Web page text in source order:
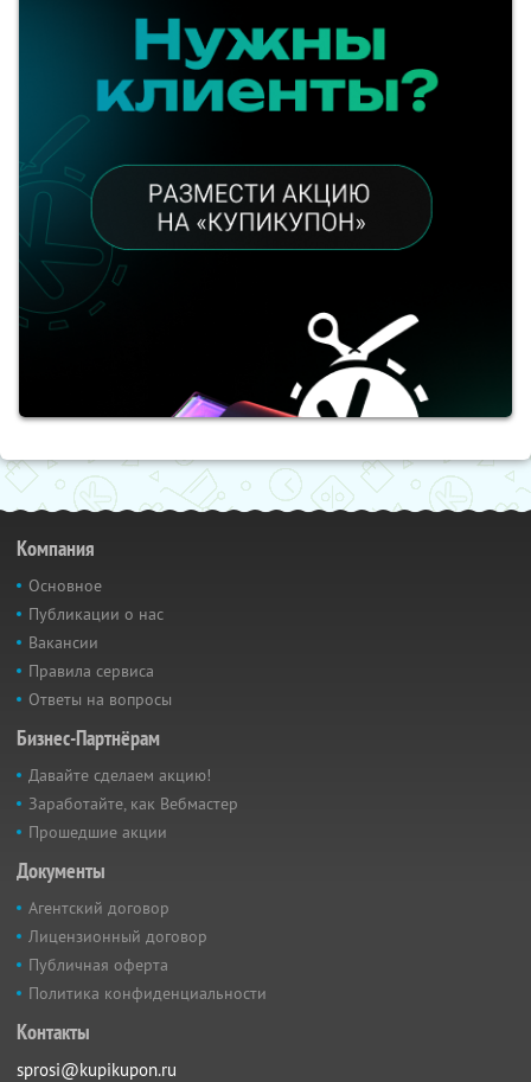
Компания
Основное
Публикации о нас
Вакансии
Правила сервиса
Ответы на вопросы
Бизнес-Партнёрам
Давайте сделаем акцию!
Заработайте, как Вебмастер
Прошедшие акции
Документы
Агентский договор
Лицензионный договор
Публичная оферта
Политика конфиденциальности
Контакты
sprosi@kupikupon.ru